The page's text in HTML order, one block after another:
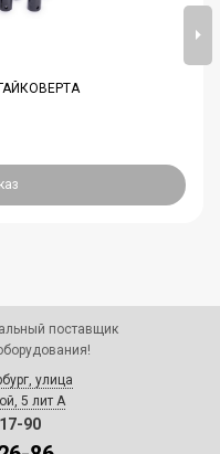
поставщик
улица
5 лит А
90